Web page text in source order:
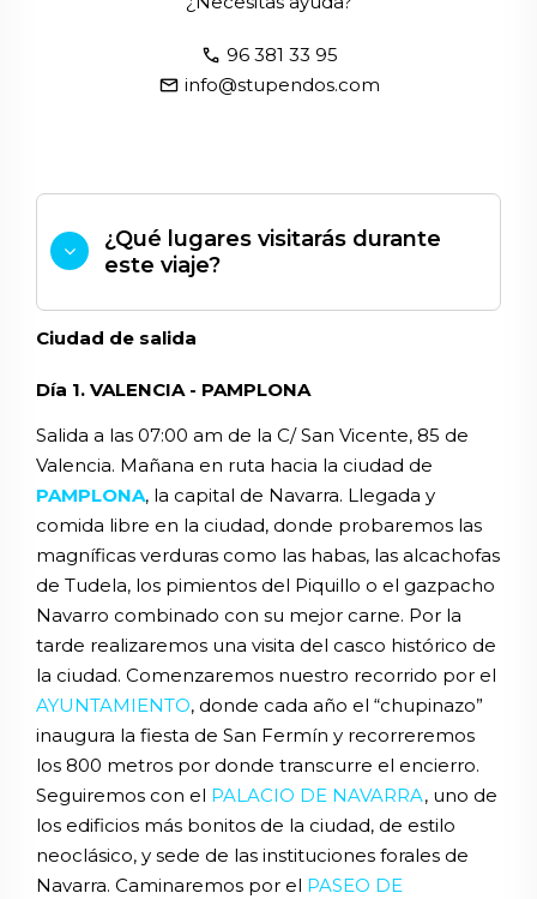
call 96 381 33 95
email info@stupendos.com
¿Qué lugares visitarás durante
este viaje?
Ciudad de salida
Día 1. VALENCIA - PAMPLONA
Salida a las 07:00 am de la C/ San Vicente, 85 de
Valencia. Mañana en ruta hacia la ciudad de
PAMPLONA, la capital de Navarra. Llegada y
comida libre en la ciudad, donde probaremos las
magníficas verduras como las habas, las alcachofas
de Tudela, los pimientos del Piquillo o el gazpacho
Navarro combinado con su mejor carne. Por la
tarde realizaremos una visita del casco histórico de
la ciudad. Comenzaremos nuestro recorrido por el
AYUNTAMIENTO, donde cada año el “chupinazo”
inaugura la fiesta de San Fermín y recorreremos
los 800 metros por donde transcurre el encierro.
Seguiremos con el PALACIO DE NAVARRA, uno de
los edificios más bonitos de la ciudad, de estilo
neoclásico, y sede de las instituciones forales de
Navarra. Caminaremos por el PASEO DE